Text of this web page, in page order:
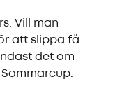
Vill man
att slippa få
det om